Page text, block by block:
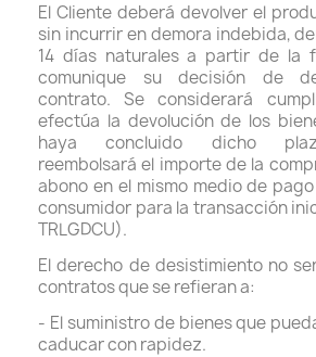
El Cliente deberá devolver el
sin incurrir en demora indebida,
14 días naturales a partir de la
comunique su decisión de
contrato. Se considerará
efectúa la devolución de los
haya concluido dicho
reembolsará el importe de la
abono en el mismo medio de
consumidor para la transacción
TRLGDCU).
El derecho de desistimiento no
contratos que se refieran a:
- El suministro de bienes que
caducar con rapidez.